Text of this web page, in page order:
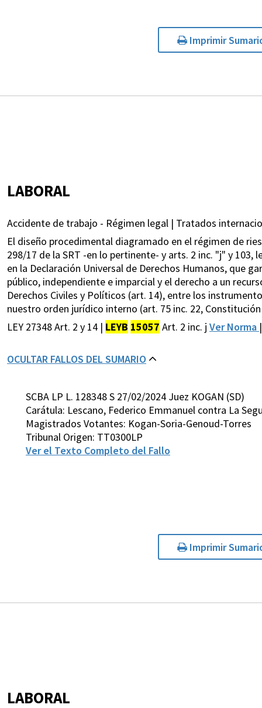
Imprimir
LABORAL
Accidente de trabajo - Régimen legal | Tratados
El diseño procedimental diagramado en el régimen de
298/17 de la SRT -en lo pertinente- y arts. 2 inc. "j" y 103,
en la Declaración Universal de Derechos Humanos, que
público, independiente e imparcial y el derecho a un
Derechos Civiles y Políticos (art. 14), entre los
nuestro orden jurídico interno (art. 75 inc. 22,
LEY 27348 Art. 2 y 14 | LEYB 15057 Art. 2 inc. j Ver Norma
OCULTAR FALLOS DEL SUMARIO
SCBA LP L. 128348 S 27/02/2024 Juez KOGAN (SD)
Carátula: Lescano, Federico Emmanuel contra La
Magistrados Votantes: Kogan-Soria-Genoud-Torres
Tribunal Origen: TT0300LP
Ver el Texto Completo del Fallo
Imprimir
LABORAL